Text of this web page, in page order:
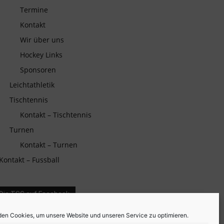
Cookies, um unsere Website und unseren Service zu optimieren.
Termine
Kontakt
Wir über uns
Hockey Links
Sponsoren
Leichtathletik
Tischtennis
Kontakt – Tischtennis
Turnen
Kontakt – Turnen
Kontakt – Fussball
TSG auf Facebook